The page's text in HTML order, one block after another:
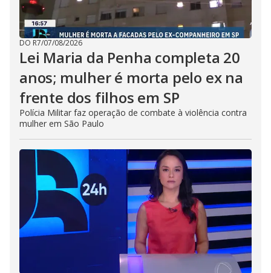
DO R7/07/08/2026
Lei Maria da Penha completa 20
anos; mulher é morta pelo ex na
frente dos filhos em SP
Polícia Militar faz operação de combate à violência contra
mulher em São Paulo